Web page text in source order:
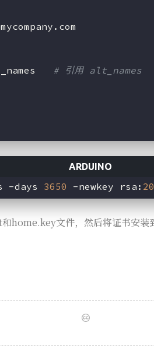
# 引用 alt_names
-days 3650 -newkey rsa:
home.key文件，然后将证书安装